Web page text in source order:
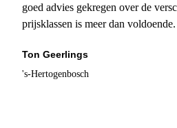
goed advies gekregen over de
prijsklassen is meer dan
Ton Geerlings
's-Hertogenbosch